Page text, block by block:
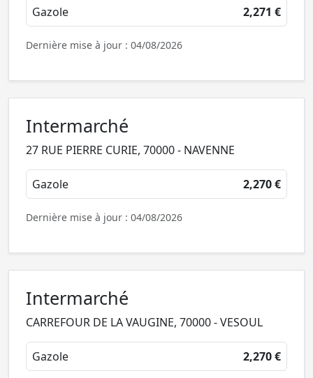
Gazole 2,271 €
Dernière mise à jour : 04/08/2026
Intermarché
27 RUE PIERRE CURIE, 70000 - NAVENNE
Gazole 2,270 €
Dernière mise à jour : 04/08/2026
Intermarché
CARREFOUR DE LA VAUGINE, 70000 - VESOUL
Gazole 2,270 €